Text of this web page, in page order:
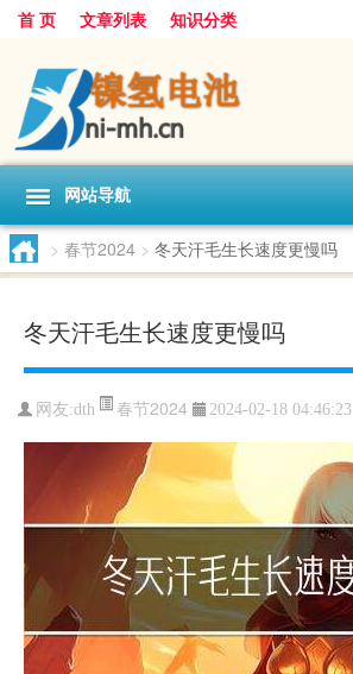
首 页 文章列表 知识分类
网站导航
> 春节2024 > 冬天汗毛生长速度更慢吗
冬天汗毛生长速度更慢吗
网友:dth 春节2024 2024-02-18 04:46:23